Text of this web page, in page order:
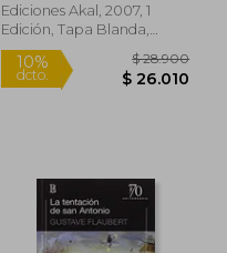
Ediciones Akal, 2007, 1
Edición, Tapa Blanda,
Nuevo